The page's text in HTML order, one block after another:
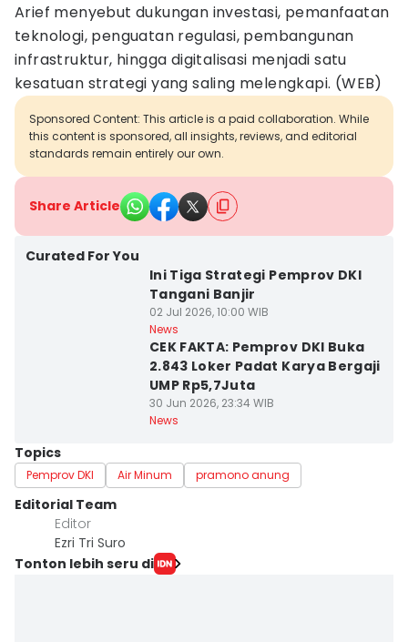
Arief menyebut dukungan investasi, pemanfaatan
teknologi, penguatan regulasi, pembangunan
infrastruktur, hingga digitalisasi menjadi satu
kesatuan strategi yang saling melengkapi. (WEB)
Sponsored Content: This article is a paid collaboration. While
this content is sponsored, all insights, reviews, and editorial
standards remain entirely our own.
Share Article
Curated For You
Ini Tiga Strategi Pemprov DKI
Tangani Banjir
02 Jul 2026, 10:00 WIB
News
CEK FAKTA: Pemprov DKI Buka
2.843 Loker Padat Karya Bergaji
UMP Rp5,7Juta
30 Jun 2026, 23:34 WIB
News
Topics
Pemprov DKI Air Minum pramono anung
Editorial Team
Editor
Ezri Tri Suro
Tonton lebih seru di